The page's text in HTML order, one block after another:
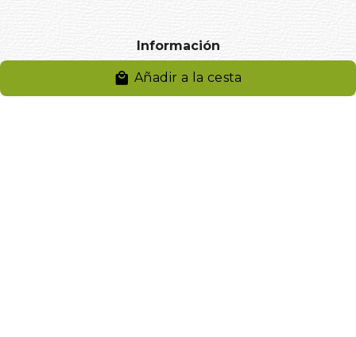
Añadir a la cesta
Información
Aviso legal